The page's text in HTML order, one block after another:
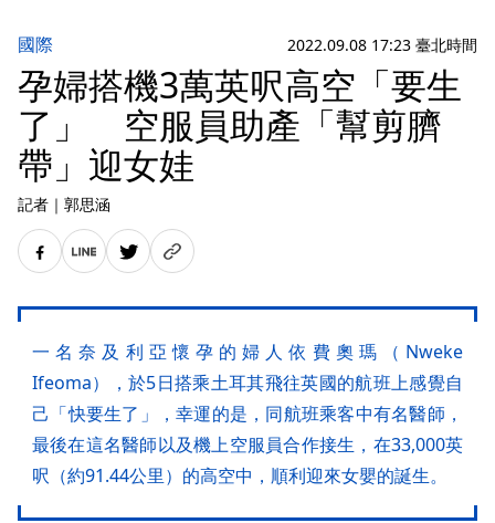
國際 2022.09.08 17:23 臺北時間
孕婦搭機3萬英呎高空「要生
了」 空服員助產「幫剪臍
帶」迎女娃
記者 ｜ 郭思涵
一名奈及利亞懷孕的婦人依費奧瑪（Nweke
Ifeoma），於5日搭乘土耳其飛往英國的航班上感覺自
己「快要生了」，幸運的是，同航班乘客中有名醫師，
最後在這名醫師以及機上空服員合作接生，在33,000英
呎（約91.44公里）的高空中，順利迎來女嬰的誕生。